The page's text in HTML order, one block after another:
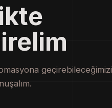
geçirebileceğimizi